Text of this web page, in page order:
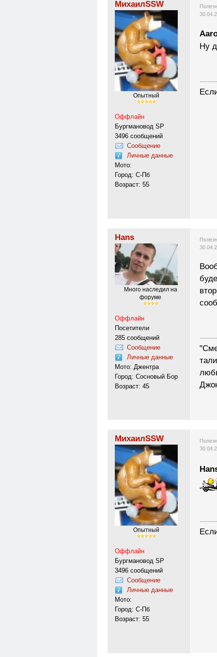
МихаилSSW
Опытный
Оффлайн
Бургмановод SP
3496 сообщений
Сообщение
Личные данные
Мото:
Город: С-Пб
Возраст: 55
Ну
Hans
Много наследил на
форуме
Оффлайн
Посетители
285 сообщений
Сообщение
Личные данные
Мото: Джентра
Город: Сосновый Бор
Возраст: 45
МихаилSSW
Опытный
Оффлайн
Бургмановод SP
3496 сообщений
Сообщение
Личные данные
Мото:
Город: С-Пб
Возраст: 55